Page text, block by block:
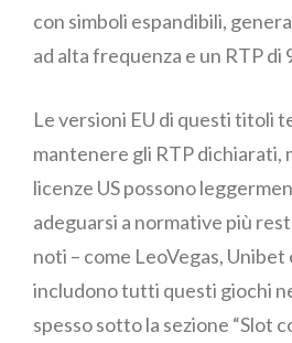
con simboli espandibili,
ad alta frequenza e un RTP di
Le versioni EU di questi titoli
mantenere gli RTP dichiarati,
licenze US possono
adeguarsi a normative più
noti – come LeoVegas, Unibet
includono tutti questi giochi
spesso sotto la sezione “Slot